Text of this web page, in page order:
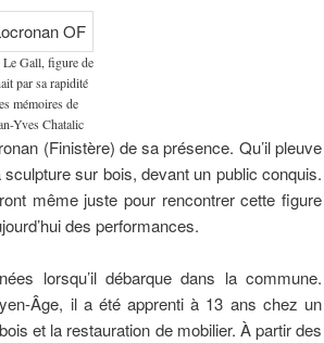
Gall, figure de
par sa rapidité
mémoires de
Yves Chatalic
(Finistère) de sa présence. Qu’il pleuve
sur bois, devant un public conquis.
même juste pour rencontrer cette figure
des performances.
lorsqu’il débarque dans la commune.
Âge, il a été apprenti à 13 ans chez un
et la restauration de mobilier. À partir des